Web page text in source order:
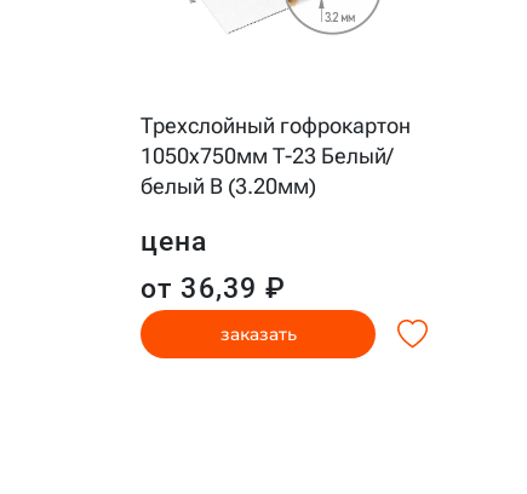
Трехслойный гофрокартон
1050x750мм Т-23 Белый/
белый B (3.20мм)
цена
от 36,39 ₽
заказать